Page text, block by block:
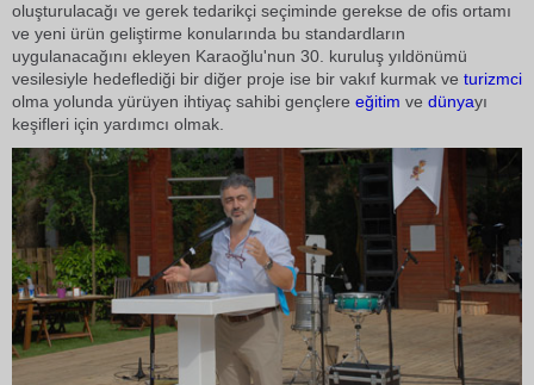
oluşturulacağı ve gerek tedarikçi seçiminde gerekse de ofis ortamı
ve yeni ürün geliştirme konularında bu standardların
uygulanacağını ekleyen Karaoğlu'nun 30. kuruluş yıldönümü
vesilesiyle hedeflediği bir diğer proje ise bir vakıf kurmak ve turizmci
olma yolunda yürüyen ihtiyaç sahibi gençlere eğitim ve dünyayı
keşifleri için yardımcı olmak.